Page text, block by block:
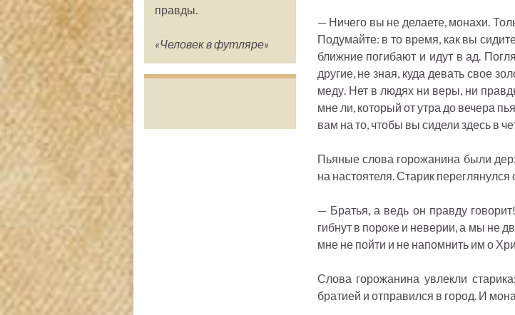
правды.
«Человек в футляре»
— Ничего вы не делаете, монахи.
Подумайте: в то время, как вы
ближние погибают и идут в ад.
другие, не зная, куда девать свое
меду. Нет в людях ни веры, ни
мне ли, который от утра до вечера
вам на то, чтобы вы сидели здесь в
Пьяные слова горожанина были
на настоятеля. Старик
— Братья, а ведь он правду
гибнут в пороке и неверии, а мы не
мне не пойти и не напомнить им о
Слова горожанина увлекли
братией и отправился в город. И